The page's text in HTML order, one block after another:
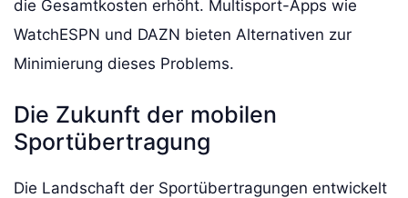
die Gesamtkosten erhöht. Multisport-Apps wie
WatchESPN und DAZN bieten Alternativen zur
Minimierung dieses Problems.
Die Zukunft der mobilen
Sportübertragung
Die Landschaft der Sportübertragungen entwickelt